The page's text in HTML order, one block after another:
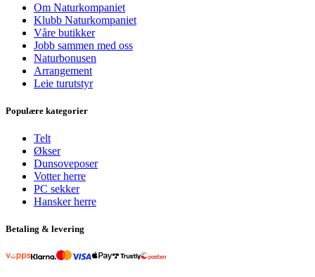
Om Naturkompaniet
Klubb Naturkompaniet
Våre butikker
Jobb sammen med oss
Naturbonusen
Arrangement
Leie turutstyr
Populære kategorier
Telt
Økser
Dunsoveposer
Votter herre
PC sekker
Hansker herre
Betaling & levering